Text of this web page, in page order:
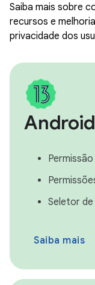
Saiba mais sobre
recursos e
privacidade dos
Seletor
Saiba mais